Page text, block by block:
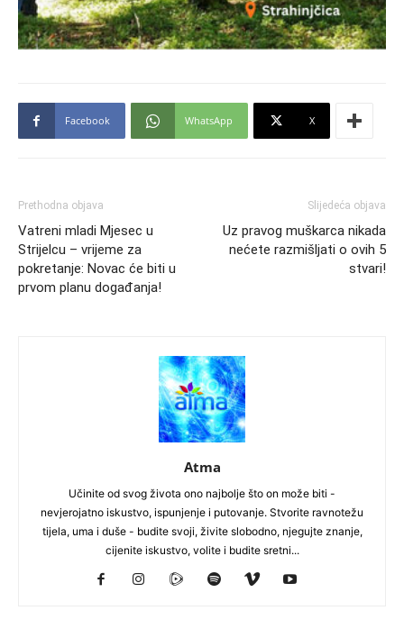
Facebook WhatsApp X
Prethodna objava
Vatreni mladi Mjesec u
Strijelcu – vrijeme za
pokretanje: Novac će biti u
prvom planu događanja!
Slijedeća objava
Uz pravog muškarca nikada
nećete razmišljati o ovih 5
stvari!
Atma
Učinite od svog života ono najbolje što on može biti -
nevjerojatno iskustvo, ispunjenje i putovanje. Stvorite ravnotežu
tijela, uma i duše - budite svoji, živite slobodno, njegujte znanje,
cijenite iskustvo, volite i budite sretni...